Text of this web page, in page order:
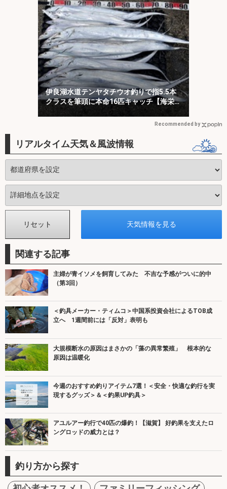
伊良湖水道テンヤタチウオ釣りで指5.5本
クラスを筆頭に本命16匹キャッチ【海栄
Recommended by
リアルタイム天気＆風波情報
関連する記事
主婦が青イソメを飼育してみた 不吉な予感がついに的中
（第3回）
＜釣具メーカー・ティムコ＞中国系投資会社によるTOB成
立へ 1週間前には「反対」表明も
大規模断水の原因はまさかの「藻の異常繁殖」 根本的な
原因は温暖化
今週のおすすめ釣りアイテム7選！＜安全・快適な釣行を実
現するグッズ＞＆＜釣果UP釣具＞
アユルアー釣行で40匹の爆釣！【滋賀】 好釣果を支えたロ
ングロッドの威力とは？
釣り方から探す